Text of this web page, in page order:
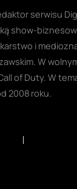
serwisu
show-
i
W
of Duty. W
2008 roku.